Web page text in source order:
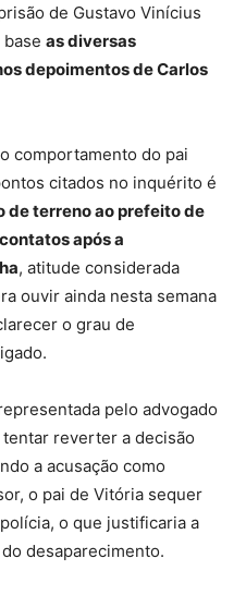
de Gustavo Vinícius
as diversas
depoimentos de Carlos
comportamento do pai
citados no inquérito é
de terreno ao prefeito de
após a
, atitude considerada
ouvir ainda nesta semana
o grau de
pelo advogado
reverter a decisão
a acusação como
o pai de Vitória sequer
o que justificaria a
desaparecimento.